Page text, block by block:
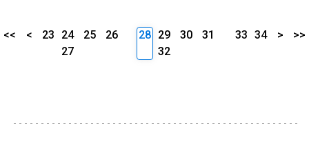
<< < 23 24 25
26
27
28 29 30
31
32
33 34 > >>